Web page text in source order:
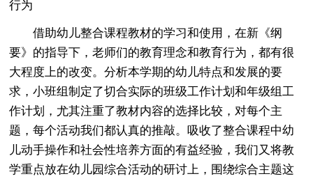
行为
借助幼儿整合课程教材的学习和使用，在新《纲
要》的指导下，老师们的教育理念和教育行为，都有很
大程度上的改变。分析本学期的幼儿特点和发展的要
求，小班组制定了切合实际的班级工作计划和年级组工
作计划，尤其注重了教材内容的选择比较，对每个主
题，每个活动我们都认真的推敲。吸收了整合课程中幼
儿动手操作和社会性培养方面的有益经验，我们又将教
学重点放在幼儿园综合活动的研讨上，围绕综合主题这